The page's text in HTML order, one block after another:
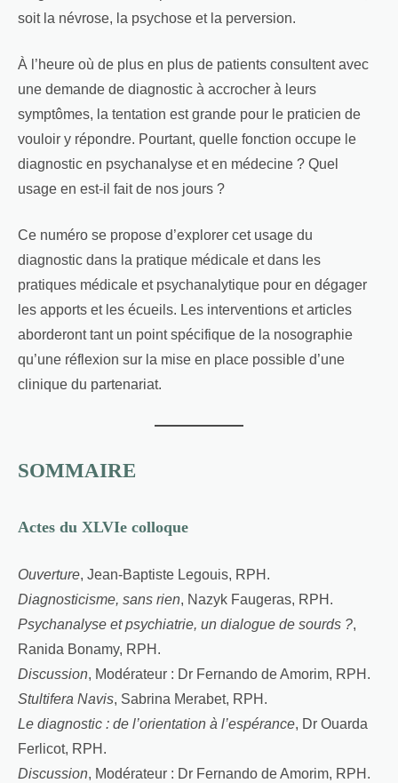
soit la névrose, la psychose et la perversion.
À l’heure où de plus en plus de patients consultent avec
une demande de diagnostic à accrocher à leurs
symptômes, la tentation est grande pour le praticien de
vouloir y répondre. Pourtant, quelle fonction occupe le
diagnostic en psychanalyse et en médecine ? Quel
usage en est-il fait de nos jours ?
Ce numéro se propose d’explorer cet usage du
diagnostic dans la pratique médicale et dans les
pratiques médicale et psychanalytique pour en dégager
les apports et les écueils. Les interventions et articles
aborderont tant un point spécifique de la nosographie
qu’une réflexion sur la mise en place possible d’une
clinique du partenariat.
SOMMAIRE
Actes du XLVIe colloque
Ouverture, Jean-Baptiste Legouis, RPH.
Diagnosticisme, sans rien, Nazyk Faugeras, RPH.
Psychanalyse et psychiatrie, un dialogue de sourds ?,
Ranida Bonamy, RPH.
Discussion, Modérateur : Dr Fernando de Amorim, RPH.
Stultifera Navis, Sabrina Merabet, RPH.
Le diagnostic : de l’orientation à l’espérance, Dr Ouarda
Ferlicot, RPH.
Discussion, Modérateur : Dr Fernando de Amorim, RPH.